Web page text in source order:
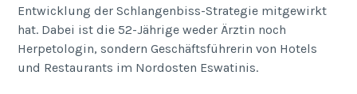
Entwicklung der Schlangenbiss-Strategie mitgewirkt
hat. Dabei ist die 52-Jährige weder Ärztin noch
Herpetologin, sondern Geschäftsführerin von Hotels
und Restaurants im Nordosten Eswatinis.